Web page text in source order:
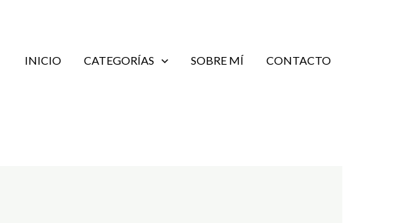
INICIO CATEGORÍAS SOBRE MÍ CONTACTO